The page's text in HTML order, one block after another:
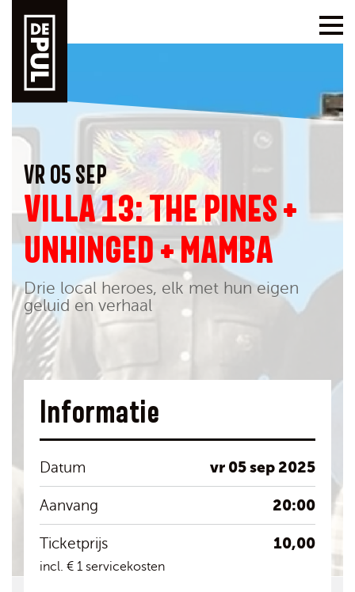
VR 05 SEP
VILLA 13: THE PINES +
UNHINGED + MAMBA
Drie local heroes, elk met hun eigen
geluid en verhaal
Informatie
Datum vr 05 sep 2025
Aanvang 20:00
Ticketprijs 10,00
incl. € 1 servicekosten